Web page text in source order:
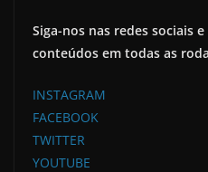
Siga-nos nas redes sociais
conteúdos em todas as
INSTAGRAM
FACEBOOK
TWITTER
YOUTUBE